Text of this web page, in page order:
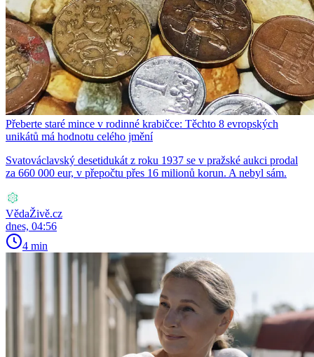
Přeberte staré mince v rodinné krabičce: Těchto 8 evropských
unikátů má hodnotu celého jmění
Svatováclavský desetidukát z roku 1937 se v pražské aukci prodal
za 660 000 eur, v přepočtu přes 16 milionů korun. A nebyl sám.
VědaŽivě.cz
dnes, 04:56
4 min